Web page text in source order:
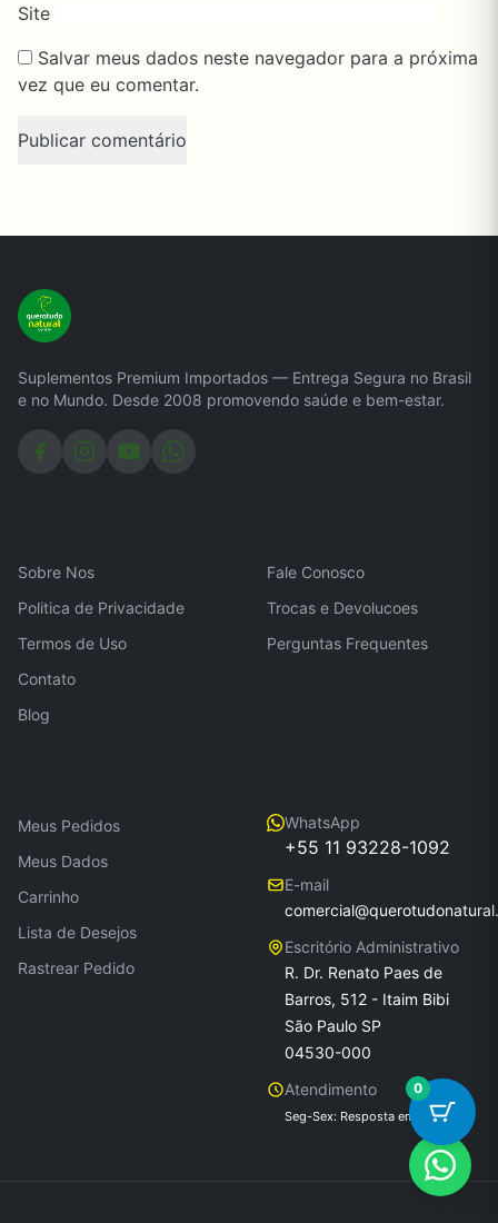
Site
Salvar meus dados neste navegador para a próxima
vez que eu comentar.
Suplementos Premium Importados — Entrega Segura no Brasil
e no Mundo. Desde 2008 promovendo saúde e bem-estar.
Sobre Nos
Politica de Privacidade
Termos de Uso
Contato
Blog
Fale Conosco
Trocas e Devolucoes
Perguntas Frequentes
Meus Pedidos
Meus Dados
Carrinho
Lista de Desejos
Rastrear Pedido
WhatsApp
+55 11 93228-1092
E-mail
Escritório Administrativo
R. Dr. Renato Paes de
Barros, 512 - Itaim Bibi
São Paulo SP
04530-000
Atendimento
Seg-Sex: Resposta em até 24h
0